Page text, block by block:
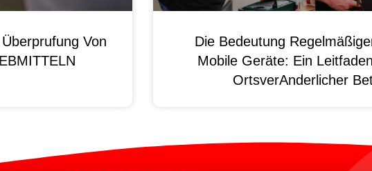
Von
Die Bedeutung
Mobile Geräte: Ein
OrtsverAnderlicher